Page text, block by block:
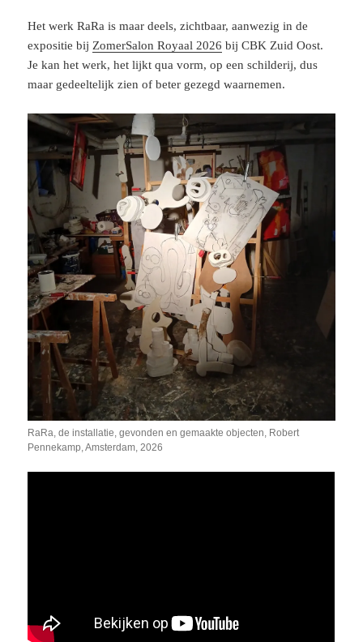
Het werk RaRa is maar deels, zichtbaar, aanwezig in de
expositie bij ZomerSalon Royaal 2026 bij CBK Zuid Oost.
Je kan het werk, het lijkt qua vorm, op een schilderij, dus
maar gedeeltelijk zien of beter gezegd waarnemen.
RaRa, de installatie, gevonden en gemaakte objecten, Robert
Pennekamp, Amsterdam, 2026